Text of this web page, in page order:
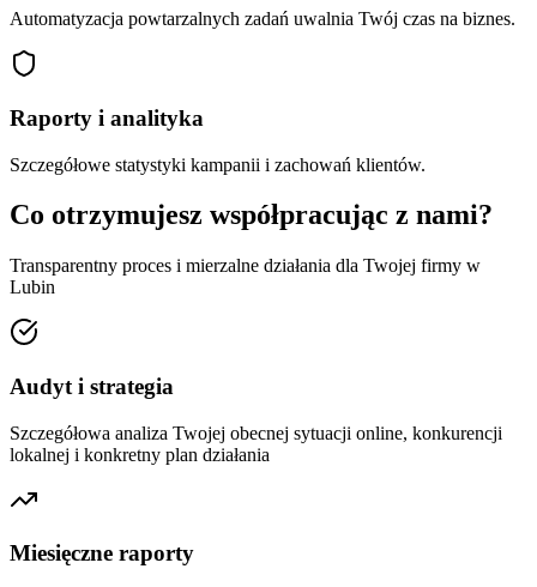
Automatyzacja powtarzalnych zadań uwalnia Twój czas na biznes.
Raporty i analityka
Szczegółowe statystyki kampanii i zachowań klientów.
Co otrzymujesz współpracując z nami?
Transparentny proces i mierzalne działania dla Twojej firmy w
Lubin
Audyt i strategia
Szczegółowa analiza Twojej obecnej sytuacji online, konkurencji
lokalnej i konkretny plan działania
Miesięczne raporty